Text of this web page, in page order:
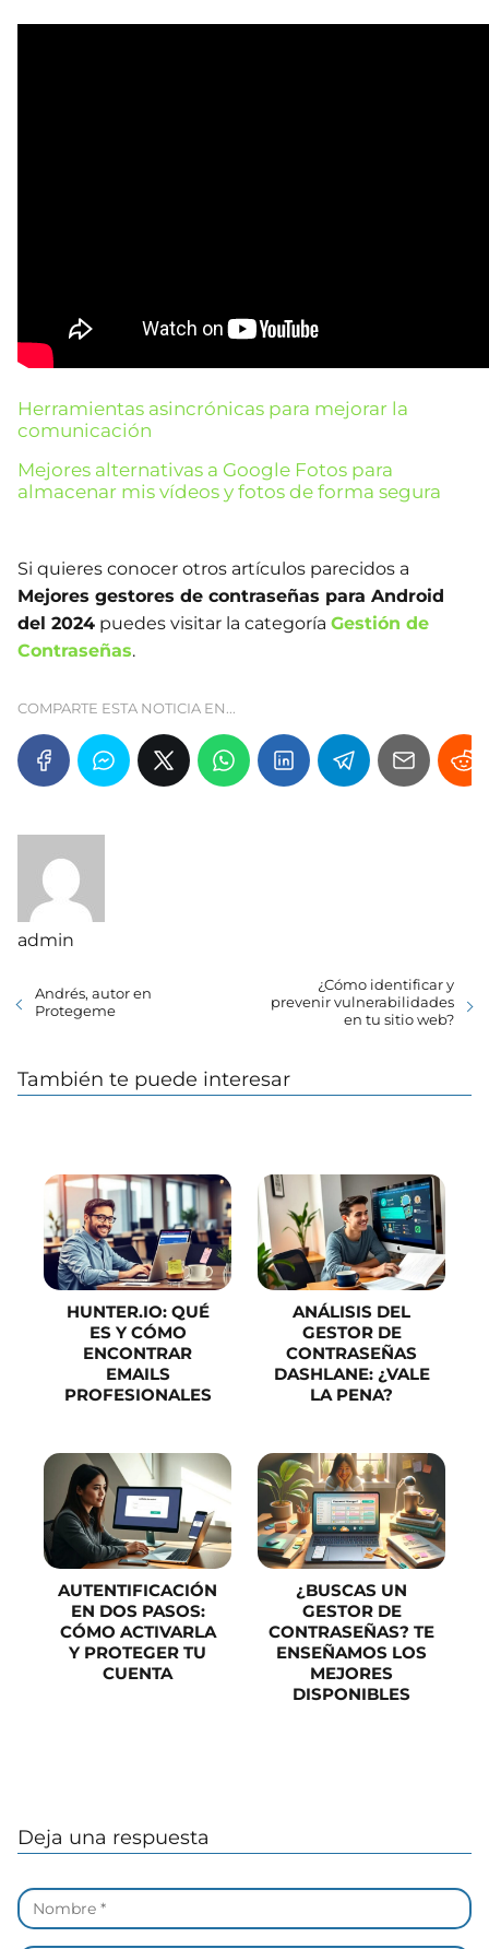
Herramientas asincrónicas para mejorar la
comunicación
Mejores alternativas a Google Fotos para
almacenar mis vídeos y fotos de forma segura
Si quieres conocer otros artículos parecidos a
Mejores gestores de contraseñas para Android
del 2024 puedes visitar la categoría Gestión de
Contraseñas.
COMPARTE ESTA NOTICIA EN...
admin
Andrés, autor en
Protegeme
¿Cómo identificar y
prevenir vulnerabilidades
en tu sitio web?
También te puede interesar
HUNTER.IO: QUÉ
ES Y CÓMO
ENCONTRAR
EMAILS
PROFESIONALES
ANÁLISIS DEL
GESTOR DE
CONTRASEÑAS
DASHLANE: ¿VALE
LA PENA?
AUTENTIFICACIÓN
EN DOS PASOS:
CÓMO ACTIVARLA
Y PROTEGER TU
CUENTA
¿BUSCAS UN
GESTOR DE
CONTRASEÑAS? TE
ENSEÑAMOS LOS
MEJORES
DISPONIBLES
Deja una respuesta